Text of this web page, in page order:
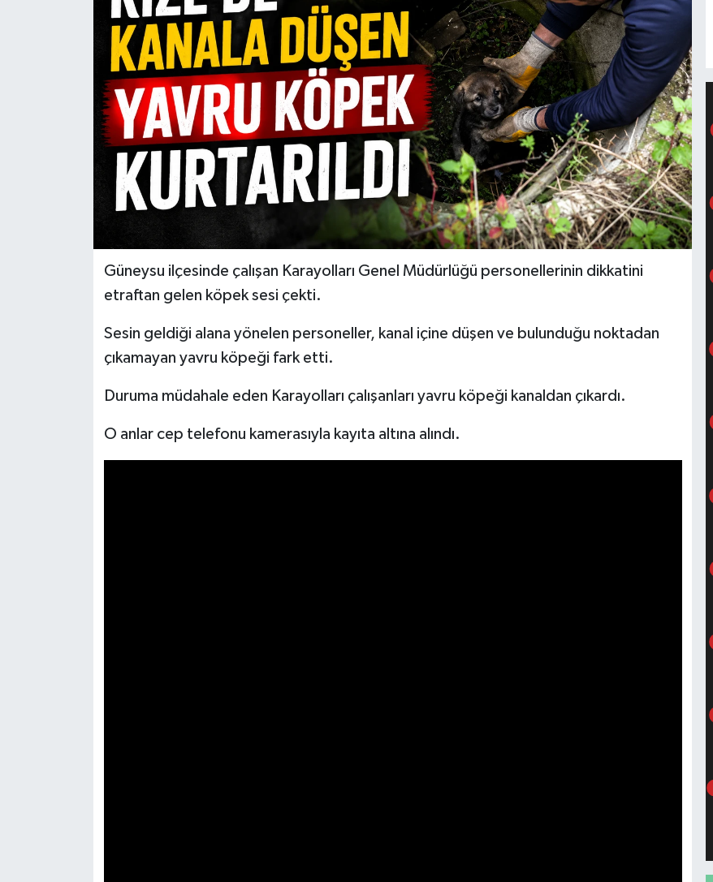
Güneysu ilçesinde çalışan Karayolları Genel Müdürlüğü personellerinin dikkatini
etraftan gelen köpek sesi çekti.
Sesin geldiği alana yönelen personeller, kanal içine düşen ve bulunduğu noktadan
çıkamayan yavru köpeği fark etti.
Duruma müdahale eden Karayolları çalışanları yavru köpeği kanaldan çıkardı.
O anlar cep telefonu kamerasıyla kayıta altına alındı.